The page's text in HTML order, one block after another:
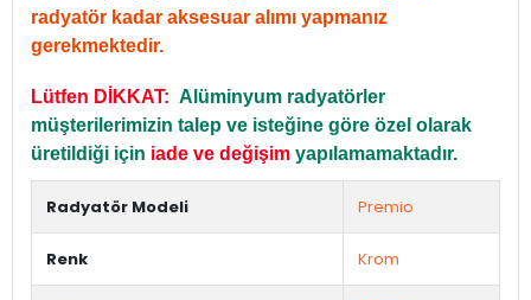
radyatör kadar aksesuar alımı yapmanız
gerekmektedir.
Lütfen DİKKAT: Alüminyum radyatörler
müşterilerimizin talep ve isteğine göre özel olarak
üretildiği için iade ve değişim yapılamamaktadır.
Radyatör Modeli Premio
Renk Krom